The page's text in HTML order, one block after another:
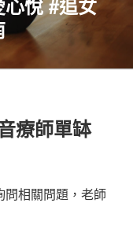
悅 #追女
療師單缽
問相關問題，老師